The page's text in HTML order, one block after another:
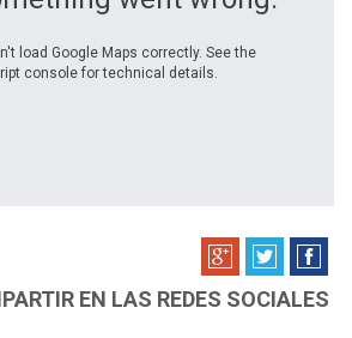
load Google Maps correctly. See the
console for technical details.
EN LAS REDES SOCIALES